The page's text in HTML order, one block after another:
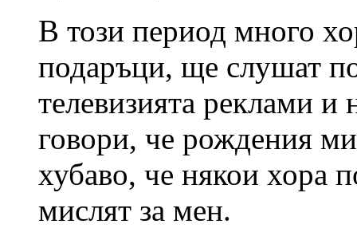
В този период много
подаръци, ще слушат
телевизията реклами и
говори, че рождения
хубаво, че някои хора
мислят за мен.